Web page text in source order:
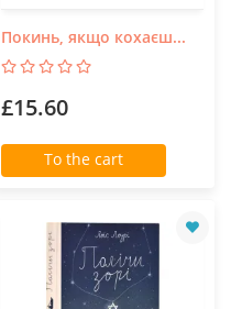
Покинь, якщо кохаєш...
£15.60
To the cart